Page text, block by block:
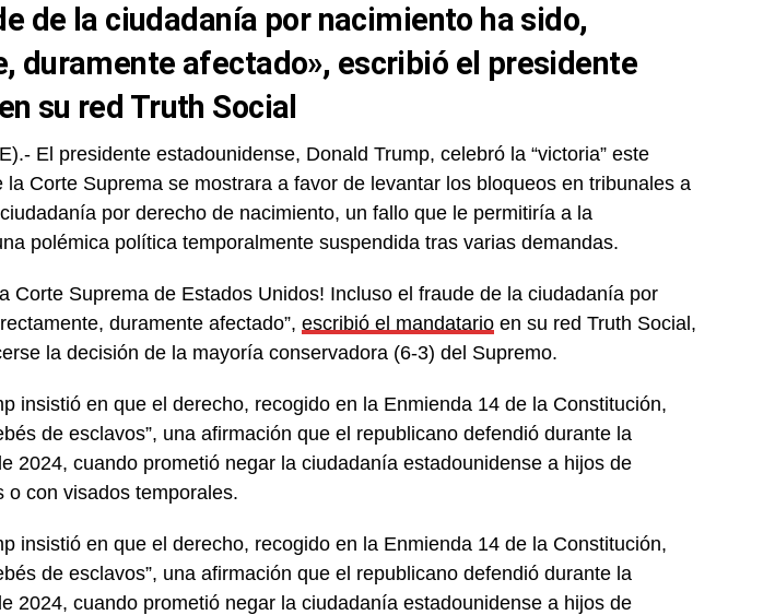
de la ciudadanía por nacimiento ha sido,
duramente afectado», escribió el presidente
su red Truth Social
El presidente estadounidense, Donald Trump, celebró la “victoria” este
la Corte Suprema se mostrara a favor de levantar los bloqueos en tribunales a
por derecho de nacimiento, un fallo que le permitiría a la
polémica política temporalmente suspendida tras varias demandas.
Corte Suprema de Estados Unidos! Incluso el fraude de la ciudadanía por
duramente afectado”, escribió el mandatario en su red Truth Social,
la decisión de la mayoría conservadora (6-3) del Supremo.
insistió en que el derecho, recogido en la Enmienda 14 de la Constitución,
de esclavos”, una afirmación que el republicano defendió durante la
2024, cuando prometió negar la ciudadanía estadounidense a hijos de
o con visados temporales.
insistió en que el derecho, recogido en la Enmienda 14 de la Constitución,
de esclavos”, una afirmación que el republicano defendió durante la
2024, cuando prometió negar la ciudadanía estadounidense a hijos de